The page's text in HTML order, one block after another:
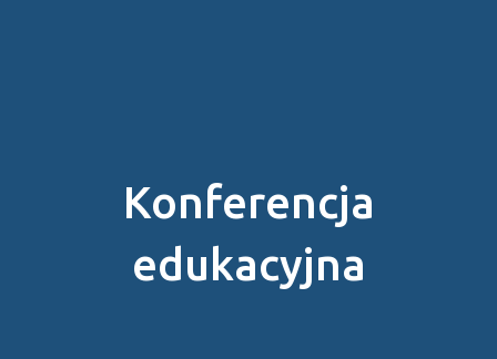
Konferencja
edukacyjna